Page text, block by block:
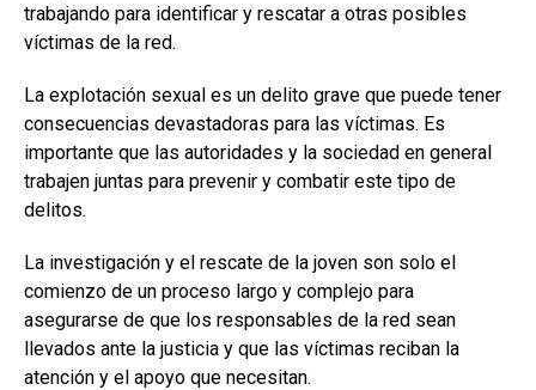
trabajando para identificar y rescatar a otras posibles
víctimas de la red.
La explotación sexual es un delito grave que puede tener
consecuencias devastadoras para las víctimas. Es
importante que las autoridades y la sociedad en general
trabajen juntas para prevenir y combatir este tipo de
delitos.
La investigación y el rescate de la joven son solo el
comienzo de un proceso largo y complejo para
asegurarse de que los responsables de la red sean
llevados ante la justicia y que las víctimas reciban la
atención y el apoyo que necesitan.